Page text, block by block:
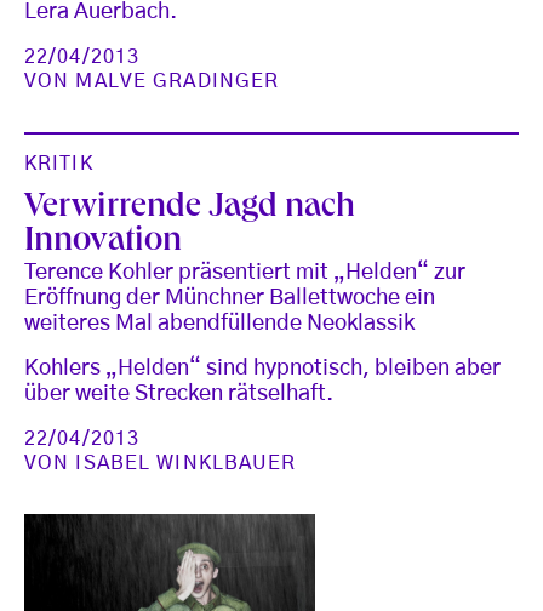
Lera Auerbach.
22/04/2013
VON MALVE GRADINGER
KRITIK
Verwirrende Jagd nach
Innovation
Terence Kohler präsentiert mit „Helden“ zur
Eröffnung der Münchner Ballettwoche ein
weiteres Mal abendfüllende Neoklassik
Kohlers „Helden“ sind hypnotisch, bleiben aber
über weite Strecken rätselhaft.
22/04/2013
VON
ISABEL WINKLBAUER